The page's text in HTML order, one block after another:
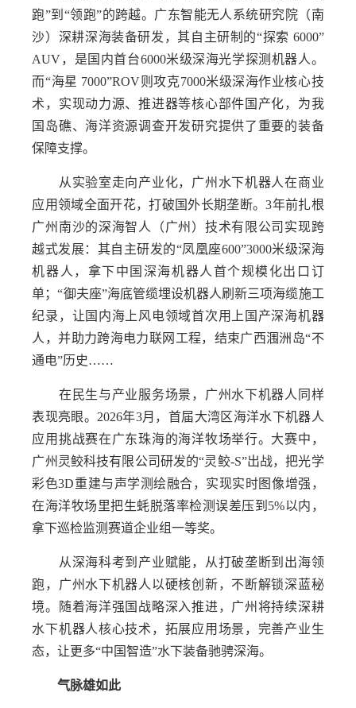
跑”到“领跑”的跨越。广东智能无人系统研究院（南
沙）深耕深海装备研发，其自主研制的“探索 6000”
AUV，是国内首台6000米级深海光学探测机器人。
而“海星 7000”ROV则攻克7000米级深海作业核心技
术，实现动力源、推进器等核心部件国产化，为我
国岛礁、海洋资源调查开发研究提供了重要的装备
保障支撑。
从实验室走向产业化，广州水下机器人在商业
应用领域全面开花，打破国外长期垄断。3年前扎根
广州南沙的深海智人（广州）技术有限公司实现跨
越式发展：其自主研发的“凤凰座600”3000米级深海
机器人，拿下中国深海机器人首个规模化出口订
单；“御夫座”海底管缆埋设机器人刷新三项海缆施工
纪录，让国内海上风电领域首次用上国产深海机器
人，并助力跨海电力联网工程，结束广西涠洲岛“不
通电”历史……
在民生与产业服务场景，广州水下机器人同样
表现亮眼。2026年3月，首届大湾区海洋水下机器人
应用挑战赛在广东珠海的海洋牧场举行。大赛中，
广州灵鲛科技有限公司研发的“灵鲛-S”出战，把光学
彩色3D重建与声学测绘融合，实现实时图像增强，
在海洋牧场里把生蚝脱落率检测误差压到5%以内，
拿下巡检监测赛道企业组一等奖。
从深海科考到产业赋能，从打破垄断到出海领
跑，广州水下机器人以硬核创新，不断解锁深蓝秘
境。随着海洋强国战略深入推进，广州将持续深耕
水下机器人核心技术，拓展应用场景，完善产业生
态，让更多“中国智造”水下装备驰骋深海。
气脉雄如此